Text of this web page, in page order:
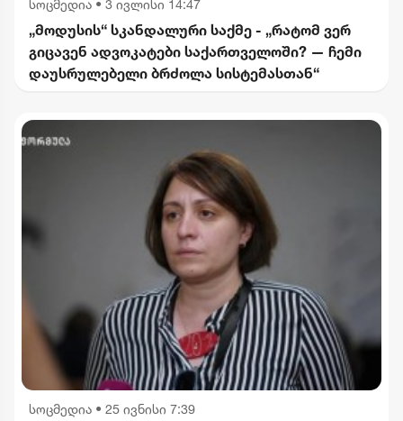
სოცმედია • 3 ივლისი 14:47
„მოდუსის“ სკანდალური საქმე - „რატომ ვერ
გიცავენ ადვოკატები საქართველოში? — ჩემი
დაუსრულებელი ბრძოლა სისტემასთან“
სოცმედია • 25 ივნისი 7:39